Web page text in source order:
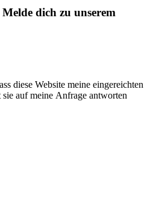
dich zu unserem
diese Website meine eingereichten
auf meine Anfrage antworten